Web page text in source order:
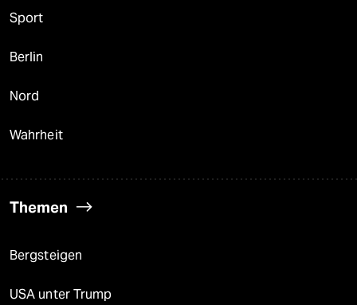
Sport
Berlin
Nord
Wahrheit
Themen
Bergsteigen
USA unter Trump